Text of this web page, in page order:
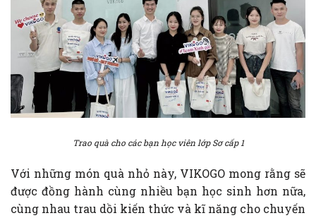
Trao quà cho các bạn học viên lớp Sơ cấp 1
Với những món quà nhỏ này, VIKOGO mong rằng sẽ
được đồng hành cùng nhiều bạn học sinh hơn nữa,
cùng nhau trau dồi kiến thức và kĩ năng cho chuyến